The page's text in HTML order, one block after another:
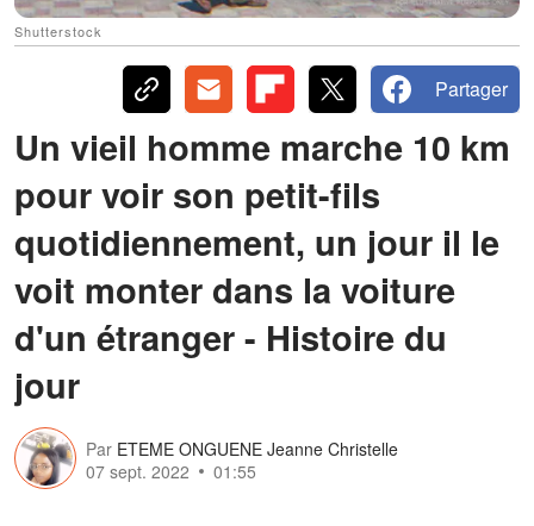
Shutterstock
Partager
Un vieil homme marche 10 km
pour voir son petit-fils
quotidiennement, un jour il le
voit monter dans la voiture
d'un étranger - Histoire du
jour
Par ETEME ONGUENE Jeanne Christelle
07 sept. 2022
01:55